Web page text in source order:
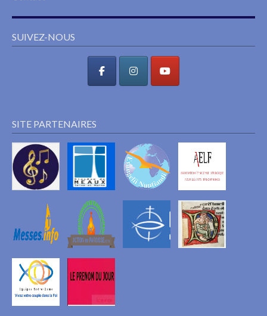
SUIVEZ-NOUS
SITE PARTENAIRES